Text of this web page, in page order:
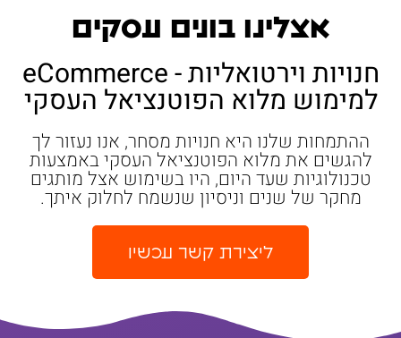
אצלינו בונים עסקים
חנויות וירטואליות - eCommerce
למימוש מלוא הפוטנציאל העסקי
ההתמחות שלנו היא חנויות מסחר, אנו נעזור לך
להגשים את מלוא הפוטנציאל העסקי באמצעות
טכנולוגיות שעד היום, היו בשימוש אצל מותגים
מחקר של שנים וניסיון שנשמח לחלוק איתך.
ליצירת קשר עכשיו